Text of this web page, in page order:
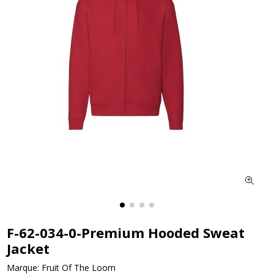
F-62-034-0-Premium Hooded Sweat
Jacket
Marque: Fruit Of The Loom